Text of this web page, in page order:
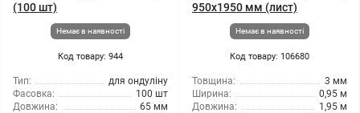
(100 шт)
Немає в наявності
Код товару: 944
Тип:
для ондуліну
Фасовка:
100 шт
Довжина:
65 мм
950x1950 мм (лист)
Немає в наявності
Код товару: 106680
Товщина:
3 мм
Ширина:
0,95 м
Довжина:
1,95 м